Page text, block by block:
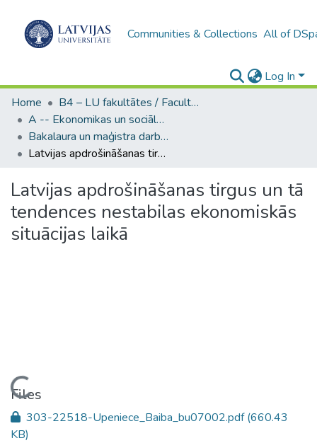
Communities & Collections All of
Log In
Home
B4 – LU fakultātes / Faculties of the UL
A -- Ekonomikas un sociālo zinātņu fakultāte / Faculty of Economics and Social Sciences
Bakalaura un maģistra darbi (ESZF) / Bachelor's and Master's theses
Latvijas apdrošināšanas tirgus un tā tendences nestabilas ekonomiskās situācijas laikā
Latvijas apdrošināšanas tirgus un tā
tendences nestabilas ekonomiskās
situācijas laikā
Loading...
Files
303-22518-Upeniece_Baiba_bu07002.pdf(660.43
KB)